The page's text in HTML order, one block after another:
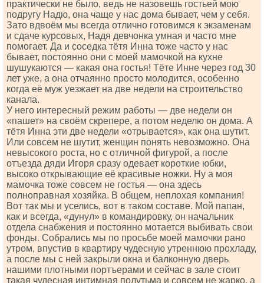
практически не было, ведь не назовешь гостьей мою
подругу Надю, она чаще у нас дома бывает, чем у себя.
Зато вдвоём мы всегда отлично готовимся к экзаменам
и сдаче курсовых, Надя девчонка умная и часто мне
помогает. Да и соседка тётя Инна тоже часто у нас
бывает, постоянно они с моей мамочкой на кухне
шушукаются — какая она гостья! Тёте Инне через год 30
лет уже, а она отчаянно просто молодится, особенно
когда её муж уезжает на две недели на строительство
канала.
У него интересный режим работы — две недели он
«пашет» на своём скрепере, а потом неделю он дома. А
тётя Инна эти две недели «отрывается», как она шутит.
Или совсем не шутит, женщин понять невозможно. Она
невысокого роста, но с отличной фигурой, а после
отъезда дяди Игоря сразу одевает короткие юбки,
высоко открывающие её красивые ножки. Ну а моя
мамочка тоже совсем не гостья — она здесь
полноправная хозяйка. В общем, неплохая компания!
Вот так мы и уселись, вот в таком составе. Мой папан,
как и всегда, «дунул» в командировку, он начальник
отдела снабжения и постоянно мотается выбивать свои
фонды. Собрались мы по просьбе моей мамочки рано
утром, впустив в квартиру чудесную утреннюю прохладу,
а после мы с ней закрыли окна и балконную дверь
нашими плотными портъерами и сейчас в зале стоит
такая чудесная интимная полутьма и совсем не жарко, а